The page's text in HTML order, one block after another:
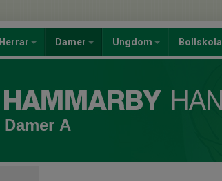
Herrar Damer Ungdom Bollskola
Damer A